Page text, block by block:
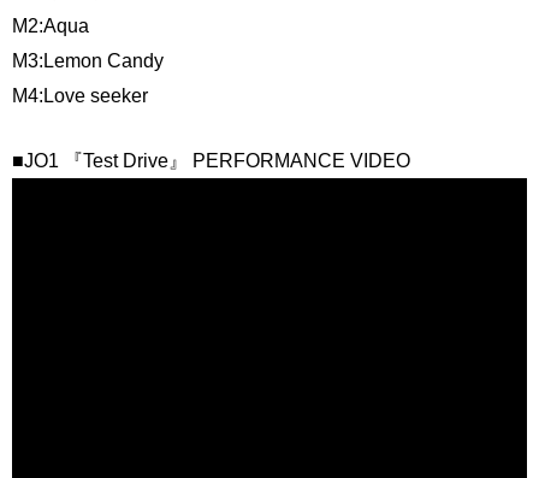
M2:Aqua
M3:Lemon Candy
M4:Love seeker
■JO1 『Test Drive』 PERFORMANCE VIDEO